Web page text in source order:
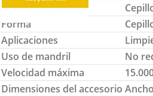
Material
Forma
Aplicaciones
Uso de mandril
No
Velocidad máxima
Dimensiones del accesorio